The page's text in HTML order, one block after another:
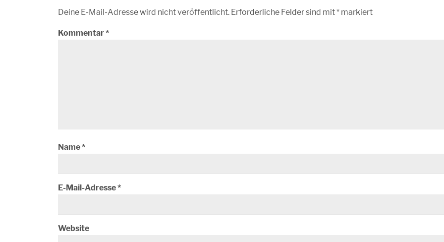
Deine E-Mail-Adresse wird nicht veröffentlicht. Erforderliche Felder sind mit* markiert
Kommentar*
Name*
E-Mail-Adresse*
Website